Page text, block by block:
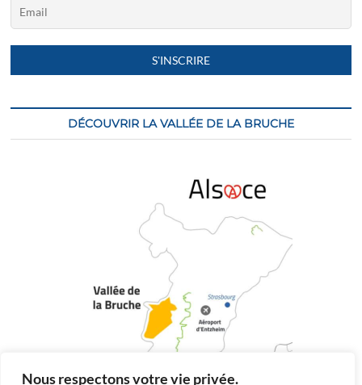
Nous respectons votre vie privée.
DÉCOUVRIR LA VALLÉE DE LA BRUCHE